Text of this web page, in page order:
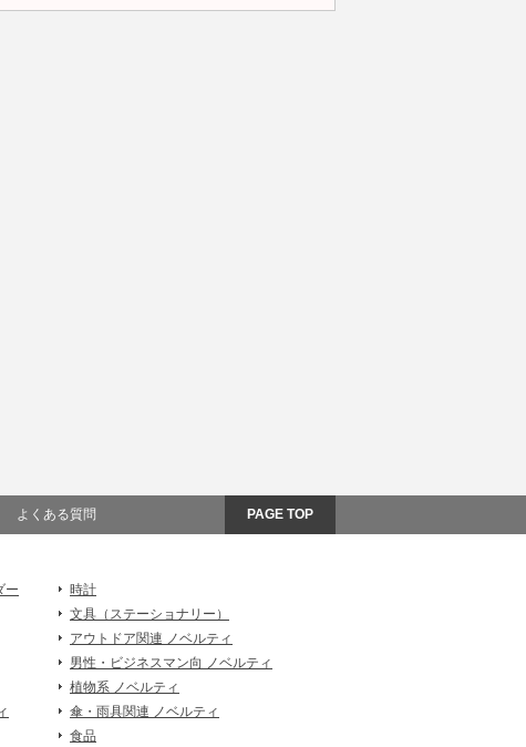
よくある質問 PAGE TOP
ー
時計
文具（ステーショナリー）
アウトドア関連 ノベルティ
男性・ビジネスマン向 ノベルティ
植物系 ノベルティ
傘・雨具関連 ノベルティ
食品